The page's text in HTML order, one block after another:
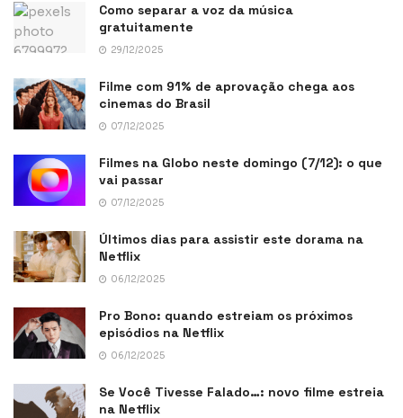
Como separar a voz da música
gratuitamente
29/12/2025
Filme com 91% de aprovação chega aos
cinemas do Brasil
07/12/2025
Filmes na Globo neste domingo (7/12): o que
vai passar
07/12/2025
Últimos dias para assistir este dorama na
Netflix
06/12/2025
Pro Bono: quando estreiam os próximos
episódios na Netflix
06/12/2025
Se Você Tivesse Falado…: novo filme estreia
na Netflix